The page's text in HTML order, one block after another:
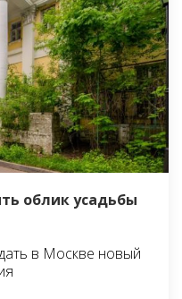
облик усадьбы
в Москве новый